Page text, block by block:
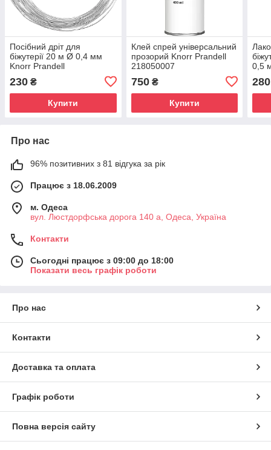
Посібний дріт для
біжутерії 20 м Ø 0,4 мм
Knorr Prandell
230 ₴
Купити
Клей спрей універсальний
прозорий Knorr Prandell
218050007
750₴
Купити
0,5
280
Про нас
96% позитивних з 81 відгука за рік
Працює з 18.06.2009
м. Одеса
вул. Люстдорфська дорога 140 а, Одеса, Україна
Контакти
Сьогодні працює з 09:00 до 18:00
Показати весь графік роботи
Про нас
Контакти
Доставка та оплата
Графік роботи
Повна версія сайту